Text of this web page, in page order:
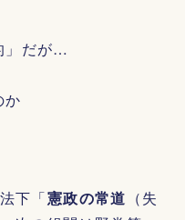
」だが…
か
下「憲政の常道 （失